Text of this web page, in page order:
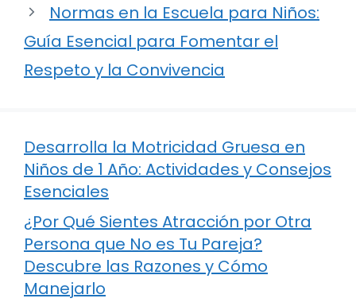
Normas en la Escuela para Niños:
Guía Esencial para Fomentar el
Respeto y la Convivencia
Desarrolla la Motricidad Gruesa en
Niños de 1 Año: Actividades y Consejos
Esenciales
¿Por Qué Sientes Atracción por Otra
Persona que No es Tu Pareja?
Descubre las Razones y Cómo
Manejarlo